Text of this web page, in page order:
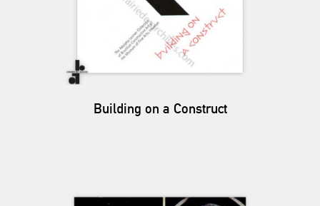
Building on a Construct